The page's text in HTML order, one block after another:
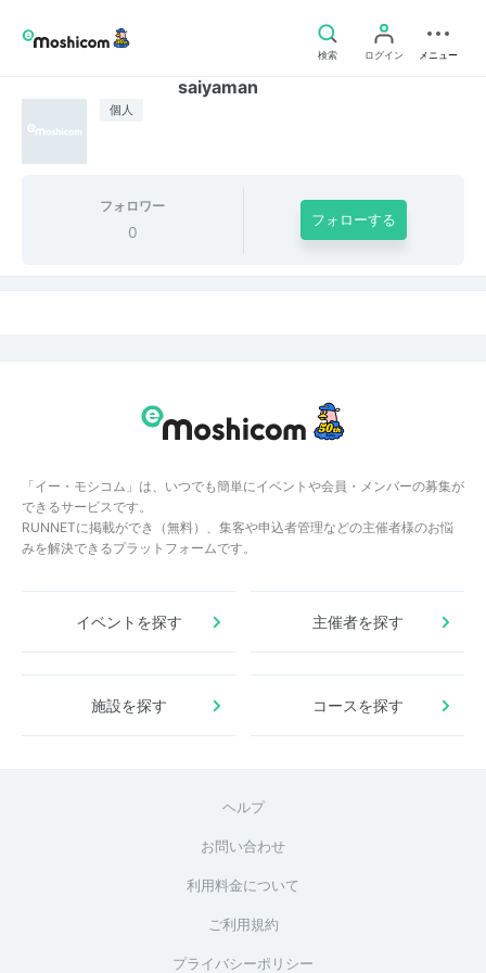
検索 ログイン メニュー
個人
saiyaman
フォロワー
0
フォローする
「イー・モシコム」は、いつでも簡単にイベントや会員・メンバーの募集が
できるサービスです。
RUNNETに掲載ができ（無料）、集客や申込者管理などの主催者様のお悩
みを解決できるプラットフォームです。
イベントを探す 主催者を探す
施設を探す コースを探す
ヘルプ
お問い合わせ
利用料金について
ご利用規約
プライバシーポリシー